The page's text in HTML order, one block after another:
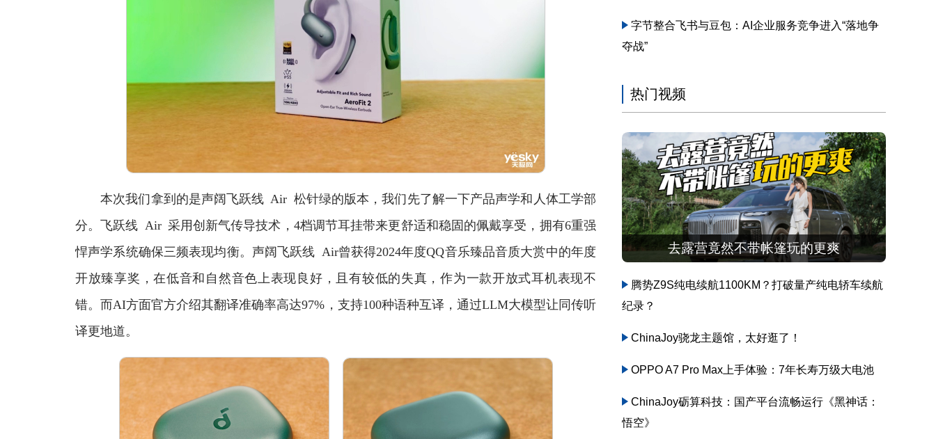
本次我们拿到的是声阔飞跃线 Air 松针绿的版本，我们先了解一下产品声学和人体工学部
分。飞跃线 Air 采用创新气传导技术，4档调节耳挂带来更舒适和稳固的佩戴享受，拥有6重强
悍声学系统确保三频表现均衡。声阔飞跃线 Air曾获得2024年度QQ音乐臻品音质大赏中的年度
开放臻享奖，在低音和自然音色上表现良好，且有较低的失真，作为一款开放式耳机表现不
错。而AI方面官方介绍其翻译准确率高达97%，支持100种语种互译，通过LLM大模型让同传听
译更地道。
字节整合飞书与豆包：AI企业服务竞争进入“落地争
夺战”
热门视频
去露营竟然不带帐篷玩的更爽
腾势Z9S纯电续航1100KM？打破量产纯电轿车续航
纪录？
ChinaJoy骁龙主题馆，太好逛了！
OPPO A7 Pro Max上手体验：7年长寿万级大电池
ChinaJoy砺算科技：国产平台流畅运行《黑神话：
悟空》